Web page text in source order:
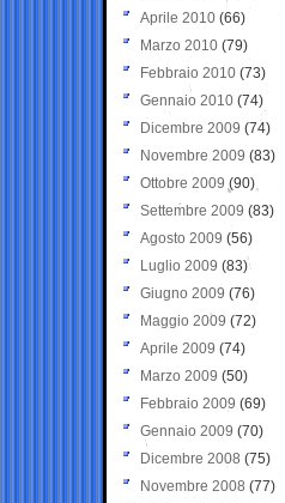
Aprile 2010 (66)
Marzo 2010 (79)
Febbraio 2010 (73)
Gennaio 2010 (74)
Dicembre 2009 (74)
Novembre 2009 (83)
Ottobre 2009 (90)
Settembre 2009 (83)
Agosto 2009 (56)
Luglio 2009 (83)
Giugno 2009 (76)
Maggio 2009 (72)
Aprile 2009 (74)
Marzo 2009 (50)
Febbraio 2009 (69)
Gennaio 2009 (70)
Dicembre 2008 (75)
Novembre 2008 (77)